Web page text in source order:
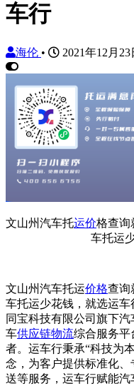
车行
海伦 • 2021年12月23
文山州汽车托运价格查询
车托运
文山州汽车托运价格查询
车托运少花钱，就选运车
同宝科技有限公司旗下
车供应链物流综合服务平
者。运车行秉承“科技为
念，为客户提供标准化、
送等服务，运车行赋能汽